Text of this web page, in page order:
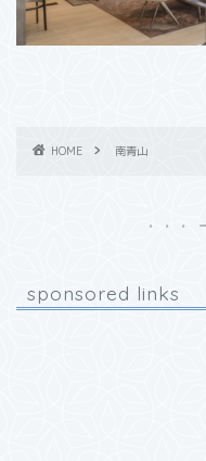
HOME 南青山
sponsored links